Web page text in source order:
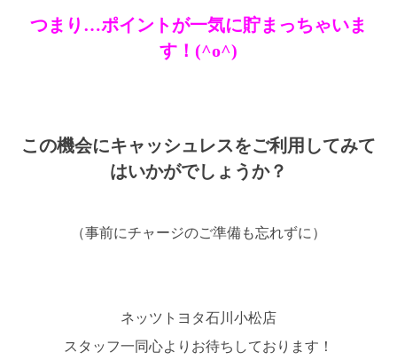
つまり…ポイントが一気に貯まっちゃいま
す！(^o^)
この機会にキャッシュレスをご利用してみて
はいかがでしょうか？
（事前にチャージのご準備も忘れずに）
ネッツトヨタ石川小松店
スタッフ一同心よりお待ちしております！